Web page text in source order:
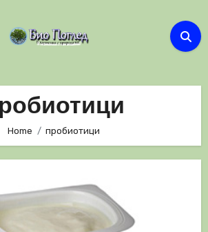
Home пробиотици